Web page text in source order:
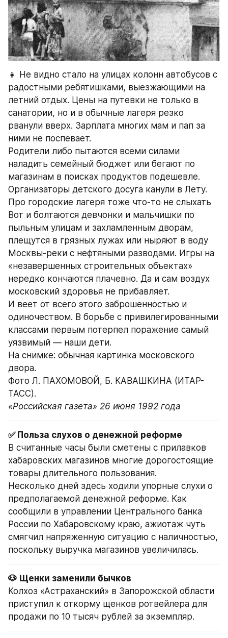
👧 Не видно стало на улицах колонн автобусов с
радостными ребятишками, выезжающими на
летний отдых. Цены на путевки не только в
санатории, но и в обычные лагеря резко
рванули вверх. Зарплата многих мам и пап за
ними не поспевает.
Родители либо пытаются всеми силами
наладить семейный бюджет или бегают по
магазинам в поисках продуктов подешевле.
Организаторы детского досуга канули в Лету.
Про городские лагеря тоже что-то не слыхать
Вот и болтаются девчонки и мальчишки по
пыльным улицам и захламленным дворам,
плещутся в грязных лужах или ныряют в воду
Москвы-реки с нефтяными разводами. Игры на
«незавершенных строительных объектах»
нередко кончаются плачевно. Да и сам воздух
московский здоровья не прибавляет.
И веет от всего этого заброшенностью и
одиночеством. В борьбе с привилегированными
классами первым потерпел поражение самый
уязвимый — наши дети.
На снимке: обычная картинка московского
двора.
Фото Л. ПАХОМОВОЙ, Б. КАВАШКИНА (ИТАР-
ТАСС).
«Российская газета» 26 июня 1992 года
В считанные часы были сметены с прилавков
хабаровских магазинов многие дорогостоящие
товары длительного пользования.
Несколько дней здесь ходили упорные слухи о
предполагаемой денежной реформе. Как
сообщили в управлении Центрального банка
России по Хабаровскому краю, ажиотаж чуть
смягчил напряженную ситуацию с наличностью,
поскольку выручка магазинов увеличилась.
Колхоз «Астраханский» в Запорожской области
приступил к откорму щенков ротвейлера для
продажи по 10 тысяч рублей за экземпляр.